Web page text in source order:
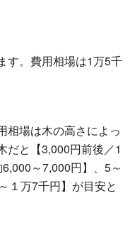
す。費用相場は1万5千
相場は木の高さによっ
だと【3,000円前後／1
～7,000円】、5～
１万7千円】が目安と